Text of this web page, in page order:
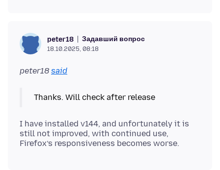
peter18 Задавший вопрос
18.10.2025, 08:18
peter18 said
I have installed v144, and unfortunately it is
still not improved, with continued use,